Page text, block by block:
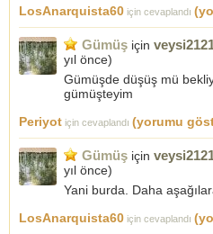
LosAnarquista60 için cevaplandı
Gümüş için
yıl önce)
Gümüşde düşüş mü
gümüşteyim
Periyot için cevaplandı (yorumu
Gümüş için
yıl önce)
Yani burda. Daha
LosAnarquista60 için cevaplandı